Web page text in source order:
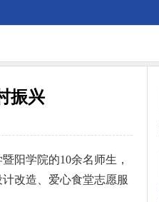
振兴
阳学院的10余名师生，
改造、爱心食堂志愿服